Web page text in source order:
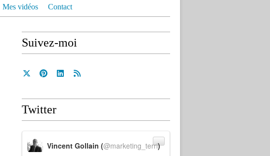
Mes vidéos Contact
Suivez-moi
Twitter
Vincent Gollain (@marketing_terri)